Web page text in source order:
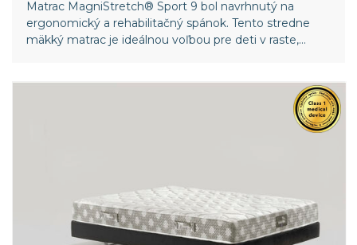
Matrac MagniStretch® Sport 9 bol navrhnutý na
ergonomický a rehabilitačný spánok. Tento stredne
mäkký matrac je ideálnou voľbou pre deti v raste,